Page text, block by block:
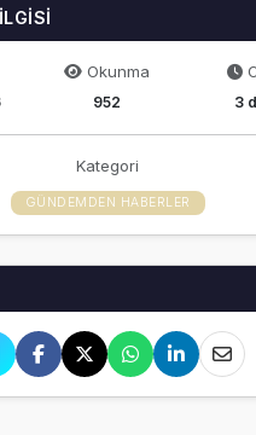
Okunma
952 3
Kategori
GÜNDEMDEN HABERLER